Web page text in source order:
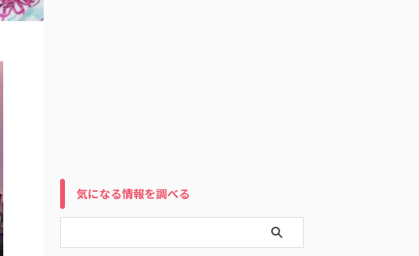
気になる情報を調べる